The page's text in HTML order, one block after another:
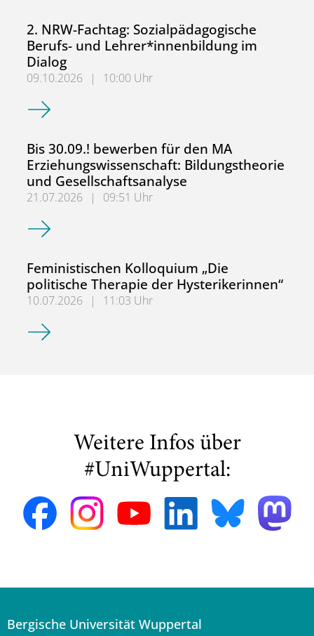
2. NRW-Fachtag: Sozialpädagogische
Berufs- und Lehrer*innenbildung im
Dialog
09.10.2026 |
10:00 Uhr
2. NRW-Fachtag: Sozialpädagogische Berufs- und
Bis 30.09.! bewerben für den MA
Erziehungswissenschaft: Bildungstheorie
und Gesellschaftsanalyse
21.07.2026 |
09:51 Uhr
Bis 30.09.! bewerben für den MA
Feministischen Kolloquium „Die
politische Therapie der Hysterikerinnen“
10.07.2026 |
11:03 Uhr
Feministischen Kolloquium „Die politische Therapie der
Weitere Infos über
#UniWuppertal:
Bergische Universität Wuppertal